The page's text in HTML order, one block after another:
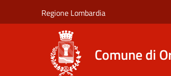
Regione Lombardia
Comune di